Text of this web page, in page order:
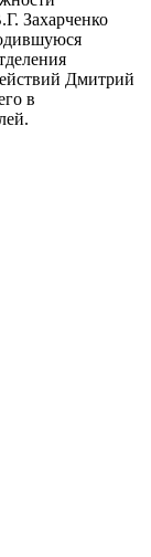
Захарченко
Дмитрий
в